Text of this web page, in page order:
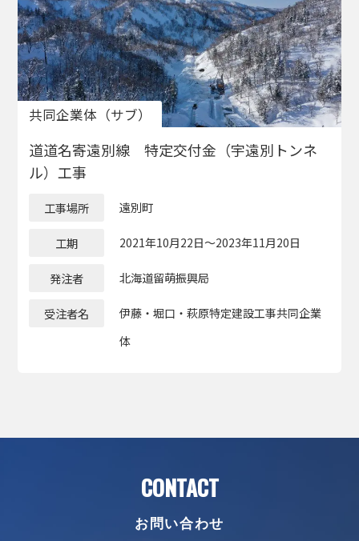
共同企業体（サブ）
道道名寄遠別線 特定交付金（宇遠別トンネ
ル）工事
工事場所 遠別町
工期 2021年10月22日～2023年11月20日
発注者 北海道留萌振興局
受注者名
伊藤・堀口・萩原特定建設工事共同企業
体
CONTACT
お問い合わせ